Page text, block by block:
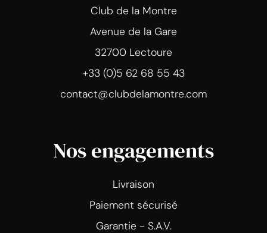
Club de la Montre
Avenue de la Gare
32700 Lectoure
+33 (0)5 62 68 55 43
contact@clubdelamontre.com
Nos engagements
Livraison
Paiement sécurisé
Garantie - S.A.V.